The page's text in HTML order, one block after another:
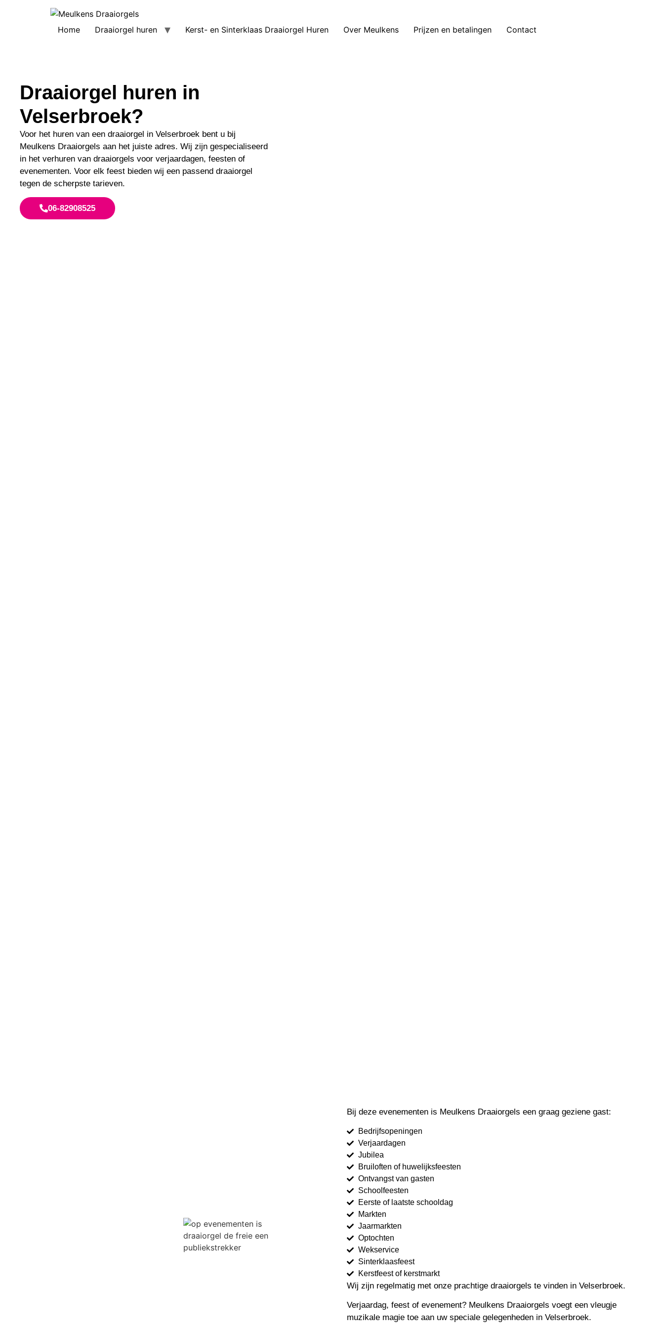
Home Draaiorgel huren Kerst- en Sinterklaas Draaiorgel Huren Over Meulkens Prijzen en betalingen Contact
Draaiorgel huren in
Velserbroek?
Voor het huren van een draaiorgel in Velserbroek bent u bij
Meulkens Draaiorgels aan het juiste adres. Wij zijn gespecialiseerd
in het verhuren van draaiorgels voor verjaardagen, feesten of
evenementen. Voor elk feest bieden wij een passend draaiorgel
tegen de scherpste tarieven.
06-82908525
Bij deze evenementen is Meulkens Draaiorgels een graag geziene gast:
Bedrijfsopeningen
Verjaardagen
Jubilea
Bruiloften of huwelijksfeesten
Ontvangst van gasten
Schoolfeesten
Eerste of laatste schooldag
Markten
Jaarmarkten
Optochten
Wekservice
Sinterklaasfeest
Kerstfeest of kerstmarkt
Wij zijn regelmatig met onze prachtige draaiorgels te vinden in Velserbroek.
Verjaardag, feest of evenement? Meulkens Draaiorgels voegt een vleugje
muzikale magie toe aan uw speciale gelegenheden in Velserbroek.